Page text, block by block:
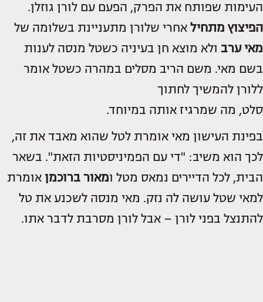
העימות שפותח את הפרק, הפעם עם לורן גוזלן.
הפיצוץ מתחיל אחרי שלורן מתעניינת בשלומה של
מאי ערב ולא מוצא חן בעיניה כשטל מנסה לענות
בשם מאי. משם הריב מסלים במהרה כשטל אומר
ללורן להמשיך לחתוך
סלט, מה שמרגיז אותה במיוחד.
בפינת העישון מאי אומרת לטל שהוא מאבד את זה,
לכך הוא משיב: "די עם הפמיניסטיות הזאת". בשאר
הבית, לכל הדיירים נמאס מטל ומאור ברוכמן אומרת
למאי שטל עושה לה נזק. מאי מנסה לשכנע את טל
להתנצל בפני לורן – אבל לורן מסרבת לדבר אתו.